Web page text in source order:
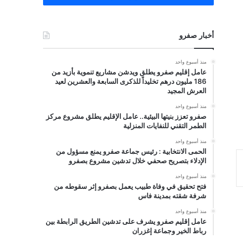
أخبار صفرو
منذ أسبوع واحد
عامل إقليم صفرو يطلق ويدشن مشاريع تنموية بأزيد من
186 مليون درهم تخليداً للذكرى السابعة والعشرين لعيد
العرش المجيد
منذ أسبوع واحد
صفرو تعزز بنيتها البيئية.. عامل الإقليم يطلق مشروع مركز
الطمر التقني للنفايات المنزلية
منذ أسبوع واحد
الحمى الانتخابية : رئيس جماعة صفرو يمنع مسؤول من
الإدلاء بتصريح صحفي خلال تدشين مشروع بصفرو
منذ أسبوع واحد
فتح تحقيق في وفاة طبيب يعمل بصفرو إثر سقوطه من
شرفة شقته بمدينة فاس
منذ أسبوع واحد
عامل إقليم صفرو يشرف على تدشين الطريق الرابطة بين
رباط الخير وجماعة إغزران